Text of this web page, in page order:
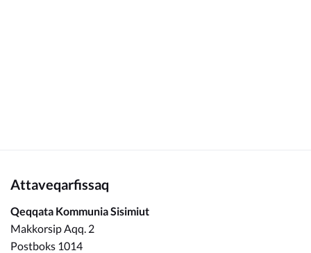
Attaveqarfissaq
Qeqqata Kommunia Sisimiut
Makkorsip Aqq. 2
Postboks 1014